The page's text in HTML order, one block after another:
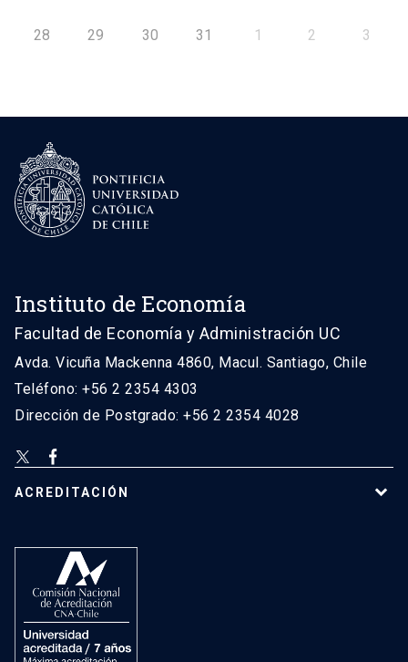
28 29 30 31 1 2 3
Instituto de Economía
Facultad de Economía y Administración UC
Avda. Vicuña Mackenna 4860, Macul. Santiago, Chile
Teléfono: +56 2 2354 4303
Dirección de Postgrado: +56 2 2354 4028
ACREDITACIÓN